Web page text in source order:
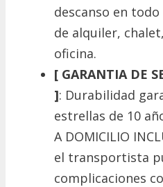
descanso en
de alquiler,
oficina.
[ GARANTIA DE
]: Durabilidad
estrellas de 10
A DOMICILIO
el transportista
complicaciones